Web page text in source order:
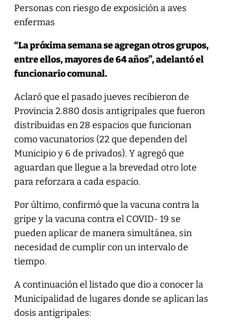
Personas con riesgo de exposición a aves
enfermas
“La próxima semana se agregan otros grupos,
entre ellos, mayores de 64 años”, adelantó el
funcionario comunal.
Aclaró que el pasado jueves recibieron de
Provincia 2.880 dosis antigripales que fueron
distribuidas en 28 espacios que funcionan
como vacunatorios (22 que dependen del
Municipio y 6 de privados). Y agregó que
aguardan que llegue a la brevedad otro lote
para reforzara a cada espacio.
Por último, confirmó que la vacuna contra la
gripe y la vacuna contra el COVID- 19 se
pueden aplicar de manera simultánea, sin
necesidad de cumplir con un intervalo de
tiempo.
A continuación el listado que dio a conocer la
Municipalidad de lugares donde se aplican las
dosis antigripales: